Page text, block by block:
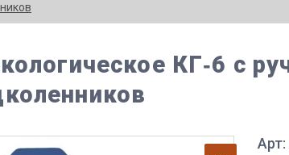
КГ‑6 с